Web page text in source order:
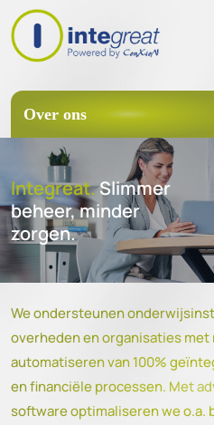
Over ons
Integreat.Slimmer
beheer, minder
zorgen.
We ondersteunen
overheden en organisaties
automatiseren van 100%
en financiële processen. Met
software optimaliseren we o.a.